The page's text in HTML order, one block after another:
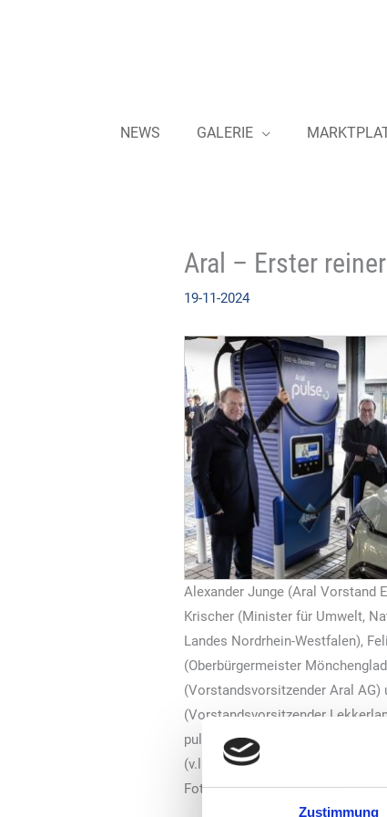
Zustimmung
NEWS GALERIE
Aral – Erster
19-11-2024
Alexander Junge (Aral Vorstand
Krischer (Minister für Umwelt,
Landes Nordrhein-Westfalen),
(Oberbürgermeister
(Vorstandsvorsitzender Aral AG)
(Vorstandsvorsitzender
pulse Ladepark in
(v.l.n.r.).
Foto: Aral pulse